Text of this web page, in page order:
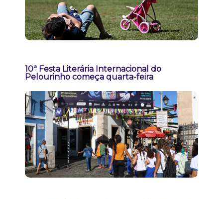
10ª Festa Literária Internacional do
Pelourinho começa quarta-feira